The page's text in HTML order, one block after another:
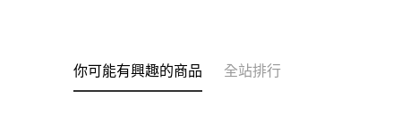
你可能有興趣的商品 全站排行